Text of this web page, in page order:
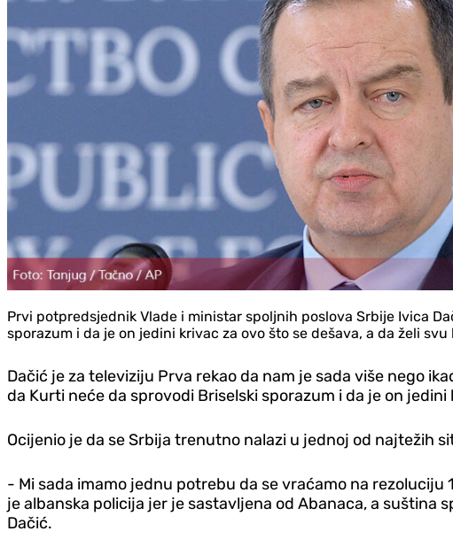
Prvi potpredsjednik Vlade i ministar spoljnih poslova Srbije Ivica
sporazum i da je on jedini krivac za ovo što se dešava, a da želi
Dačić je za televiziju Prva rekao da nam je sada više nego
da Kurti neće da sprovodi Briselski sporazum i da je on
Ocijenio je da se Srbija trenutno nalazi u jednoj od najtežih
- Mi sada imamo jednu potrebu da se vraćamo na rezoluciju
je albanska policija jer je sastavljena od Abanaca, a suština
Dačić.